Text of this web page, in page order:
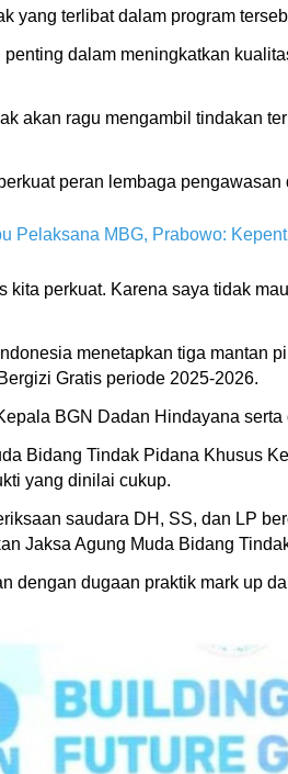
yang terlibat dalam program
dalam meningkatkan
akan ragu mengambil tindakan
peran lembaga
Pelaksana MBG, Prabowo:
kita perkuat. Karena saya tidak
menetapkan tiga mantan
Gratis periode 2025-2026.
BGN Dadan Hindayana
Bidang Tindak Pidana Khusus
yang dinilai cukup.
saudara DH, SS, dan LP
Jaksa Agung Muda Bidang
dengan dugaan praktik mark up